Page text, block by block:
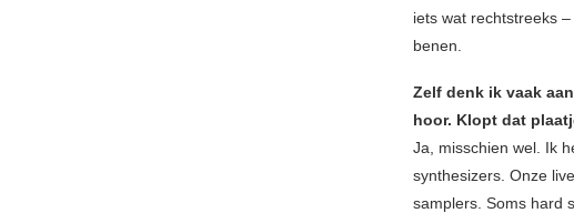
iets wat rechtstreeks
benen.
Zelf denk ik vaak
hoor. Klopt dat
Ja, misschien wel. Ik
synthesizers. Onze
samplers. Soms hard